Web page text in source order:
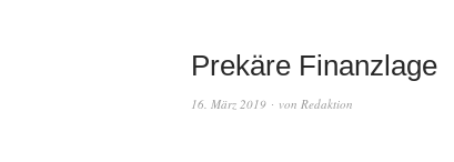
Prekäre Finanzlage
16. März 2019 von Redaktion